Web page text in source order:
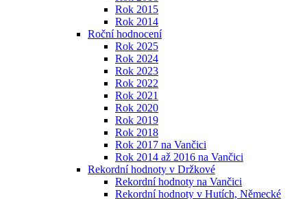
Rok 2015
Rok 2014
Roční hodnocení
Rok 2025
Rok 2024
Rok 2023
Rok 2022
Rok 2021
Rok 2020
Rok 2019
Rok 2018
Rok 2017 na Vančici
Rok 2014 až 2016 na Vančici
Rekordní hodnoty v Držkové
Rekordní hodnoty na Vančici
Rekordní hodnoty v Hutích, Německé